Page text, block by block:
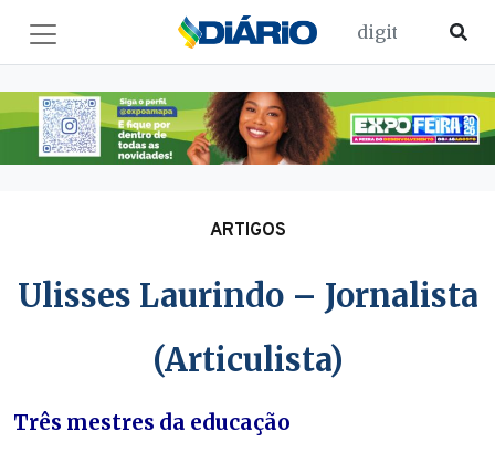
ARTIGOS
Ulisses Laurindo – Jornalista
(Articulista)
Três mestres da educação